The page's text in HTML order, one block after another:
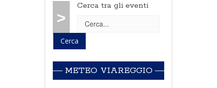
>
Cerca tra gli eventi
METEO VIAREGGIO